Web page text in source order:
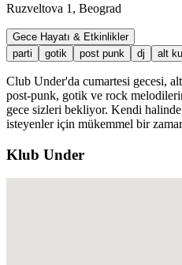
Ruzveltova 1, Beograd
Gece Hayatı & Etkinlikler
parti
gotik post punk dj alt
Club Under'da cumartesi gecesi,
post-punk, gotik ve rock
gece sizleri bekliyor. Kendi
isteyenler için mükemmel bir
Klub Under